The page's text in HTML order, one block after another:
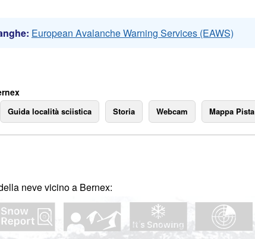
European Avalanche Warning Services (EAWS)
Guida località sciistica Storia Webcam Mappa Pista
neve vicino a Bernex: